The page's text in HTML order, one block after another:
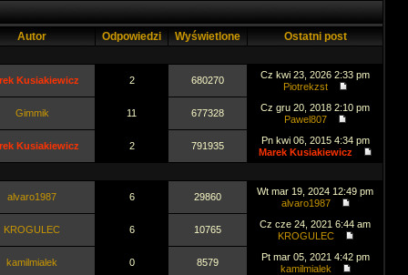
Autor Odpowiedzi Wyświetlone Ostatni post
Kusiakiewicz 2 680270
Cz kwi 23, 2026 2:33 pm
Piotrekzst
Gimmik 11 677328
Cz gru 20, 2018 2:10 pm
Pawel807
Kusiakiewicz 2 791935
Pn kwi 06, 2015 4:34 pm
Marek Kusiakiewicz
alvaro1987 6 29860
Wt mar 19, 2024 12:49 pm
alvaro1987
KROGULEC 6 10765
Cz cze 24, 2021 6:44 am
KROGULEC
kamilmialek 0 8579
Pt mar 05, 2021 4:42 pm
kamilmialek